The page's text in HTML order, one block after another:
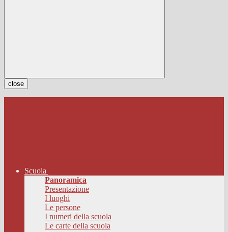
close
Scuola
Panoramica
Presentazione
I luoghi
Le persone
I numeri della scuola
Le carte della scuola